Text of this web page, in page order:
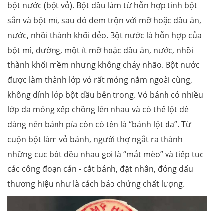
bột nước (bột vỏ). Bột dầu làm từ hỗn hợp tinh bột
sắn và bột mì, sau đó đem trộn với mỡ hoặc dầu ăn,
nước, nhồi thành khối dẻo. Bột nước là hỗn hợp của
bột mì, đường, một ít mỡ hoặc dầu ăn, nước, nhồi
thành khối mềm nhưng không chảy nhão. Bột nước
được làm thành lớp vỏ rất mỏng nằm ngoài cùng,
không dính lớp bột dầu bên trong. Vỏ bánh có nhiều
lớp da mỏng xếp chồng lên nhau và có thể lột dễ
dàng nên bánh pía còn có tên là “bánh lột da”. Từ
cuộn bột làm vỏ bánh, người thợ ngắt ra thành
những cục bột đều nhau gọi là “mắt mèo” và tiếp tục
các công đoạn cán - cắt bánh, đặt nhân, đóng dấu
thương hiệu như là cách bảo chứng chất lượng.